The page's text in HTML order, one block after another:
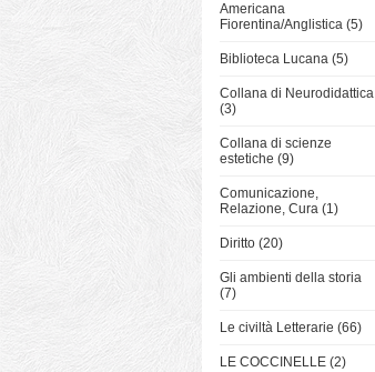
Americana
Fiorentina/Anglistica (5)
Biblioteca Lucana (5)
Collana di Neurodidattica
(3)
Collana di scienze
estetiche (9)
Comunicazione,
Relazione, Cura (1)
Diritto (20)
Gli ambienti della storia
(7)
Le civiltà Letterarie (66)
LE COCCINELLE (2)